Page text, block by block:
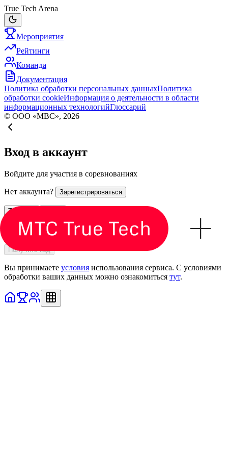
True Tech Arena
Мероприятия
Рейтинги
Команда
Документация
Политика обработки персональных данныхПолитика
обработки cookieИнформация о деятельности в области
информационных технологийГлоссарий
© ООО «МВС», 2026
Вход в аккаунт
Войдите для участия в соревнованиях
Нет аккаунта? Зарегистрироваться
Телефон
Номер телефона
Получить код
Вы принимаете условия использования сервиса. С условиями
обработки ваших данных можно ознакомиться тут.